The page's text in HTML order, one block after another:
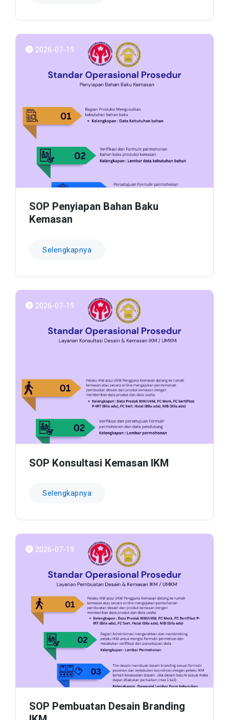
2026-07-19
SOP Penyiapan Bahan Baku
Kemasan
Selengkapnya
2026-07-19
SOP Konsultasi Kemasan IKM
Selengkapnya
2026-07-19
SOP Pembuatan Desain Branding